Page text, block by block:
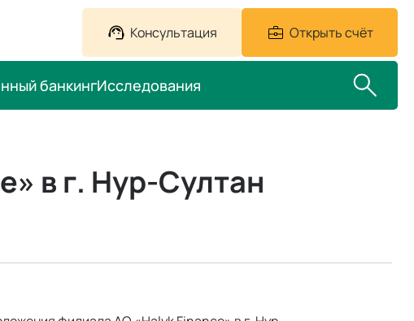
Консультация Открыть счёт
банкингИсследования
в г. Нур-Султан